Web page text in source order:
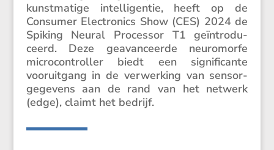
kunst­ma­tige intel­li­gentie, heeft op de
Consumer Electro­nics Show (CES) 2024 de
Spiking Neural Processor T1 geïntro­du­
ceerd. Deze geavan­ceerde neuro­morfe
micro­con­troller biedt een signi­fi­cante
vooruit­gang in de verwer­king van sensor­
ge­ge­vens aan de rand van het netwerk
(edge), claimt het bedrijf.